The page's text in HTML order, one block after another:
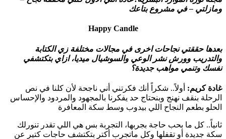
ومازلتي – في مشروع بتاعك
Happy Candle
بعدها حققتي نجاحات اخرى في مجالات مختلفة زي الكتابة
والتدريب وورش نشر الوعي والسوشيال ميديا، ازاي بتكتشفي
نفسك وتنمي مواهب جديدة؟
غادة كريم: أولاً.. شكراً أنك فكرتني أني ناجحة لأن كلنا في نص
الرحلة بنقف نهنج وبنحتاج حد يفكرنا بالمجهود والمردود والإحساس
الحلو بطعم النجاح اللي بيدوب وسط سكة المعافرة
ثانياً.. كل ما بحب حاجة بجربها، التجربة بس هي اللي تقدر تنورلك
سكة جديدة أو تقفلها وكل ماتجرب أكتر بتكتشف حاجات كتير عن